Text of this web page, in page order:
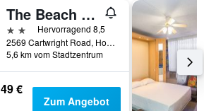
The Beach Waikiki Boutique Hostel
2 SterneHervorragend 8,5
2569 Cartwright Road, Honolulu, Oʻahu, HI, USA
5,6 km vom Stadtzentrum
49 €
Zum Angebot